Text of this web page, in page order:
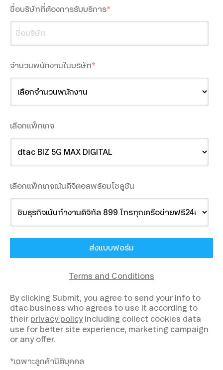
5G FWA
True Gigatex Fiber
Business Fixed IP
Network Solution
TRUE SD-WAN
Domain Name & Web Hosting
ชื่อบริษัทที่ต้องการรับบริการ*
จำนวนพนักงานในบริษัท*
เลือกแพ็กเกจ
เลือกแพ็กเกจเน้นดิจิตอลพร้อมโซลูชัน
Terms and Conditions
By clicking Submit, you agree to send your info to
dtac business who agrees to use it according to
their privacy policyincluding collect cookies data
use for better site experience, marketing campaign
or any offer.
*เฉพาะลูกค้านิติบุคคล